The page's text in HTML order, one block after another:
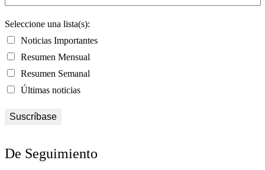
Seleccione una lista(s):
Noticias Importantes
Resumen Mensual
Resumen Semanal
Últimas noticias
De Seguimiento